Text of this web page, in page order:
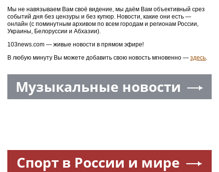
Мы не навязываем Вам своё видение, мы даём Вам объективный срез
событий дня без цензуры и без купюр. Новости, какие они есть —
онлайн (с поминутным архивом по всем городам и регионам России,
Украины, Белоруссии и Абхазии).
103news.com — живые новости в прямом эфире!
В любую минуту Вы можете добавить свою новость мгновенно — здесь.
Музыкальные новости
Спорт в России и мире